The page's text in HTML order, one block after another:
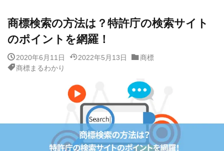
商標検索の方法は？特許庁の検索サイト
のポイントを網羅！
2020年6月11日 2022年5月13日
商標
商標まるわかり
ラーメン商標記 商標まるわかり 土野史隆
安田健朗 特許まるわかり
知財 × ビジネス 知財ほろ酔い酒紀行